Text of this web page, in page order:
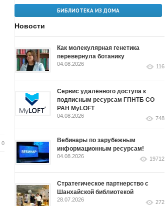
0
БИБЛИОТЕКА ИЗ ДОМА
Новости
Как молекулярная генетика
перевернула ботанику
04.08.2026 116
Сервис удалённого доступа к
подписным ресурсам ГПНТБ СО
РАН MyLOFT
04.08.2026 748
Вебинары по зарубежным
информационным ресурсам!
04.08.2026 19712
Стратегическое партнерство с
Шанхайской библиотекой
28.07.2026 272